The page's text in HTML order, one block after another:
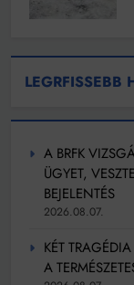
LEGRFISSEBB
A BRFK
ÜGYET,
BEJELENTÉS
2026.08.07.
KÉT
A